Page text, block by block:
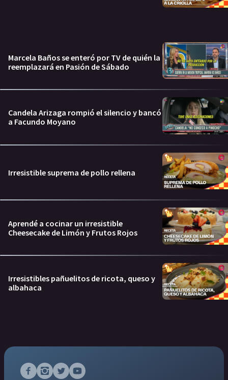
Marcela Baños se enteró por TV de quién la
reemplazará en Pasión de Sábado
Candela Arizaga rompió el silencio y bancó
a Facundo Moyano
Irresistible suprema de pollo rellena
Aprendé a cocinar un irresistible
Cheesecake de Limón y Frutos Rojos
Irresistibles pañuelitos de ricota, queso y
albahaca